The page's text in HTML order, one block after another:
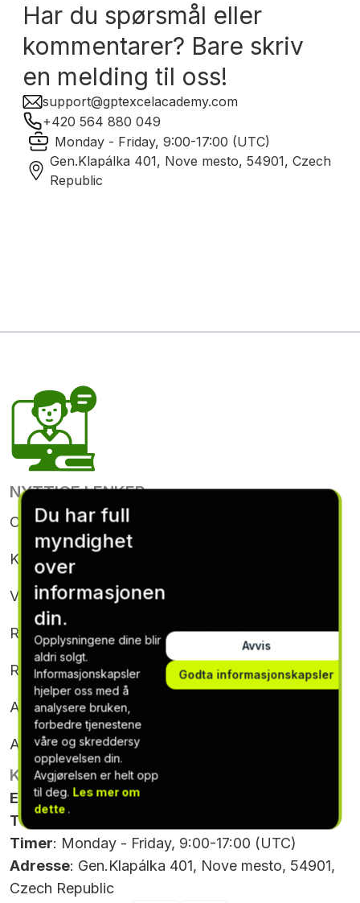
Har du spørsmål eller
kommentarer? Bare skriv
en melding til oss!
support@gptexcelacademy.com
+420 564 880 049
Monday - Friday, 9:00-17:00 (UTC)
Gen.Klapálka 401, Nove mesto, 54901, Czech
Republic
NYTTIGE LENKER
Om oss
Kontakt oss
Vilkår og betingelser
Retningslinjer for informasjonskapsler
Retningslinjer for personvern
Abonnementsvilkår og -betingelser
Avslutt abonnement
KONTAKTINFORMASJON
E-post:support@gptexcelacademy.com
Telefon
Timer: Monday - Friday, 9:00-17:00 (UTC)
Adresse: Gen.Klapálka 401, Nove mesto, 54901,
Czech Republic
Du har full
myndighet
over
informasjonen
din.
Opplysningene dine blir
aldri solgt.
Informasjonskapsler
hjelper oss med å
analysere bruken,
forbedre tjenestene
våre og skreddersy
opplevelsen din.
Avgjørelsen er helt opp
til deg. Les mer om
dette .
Avvis
Godta informasjonskapsler